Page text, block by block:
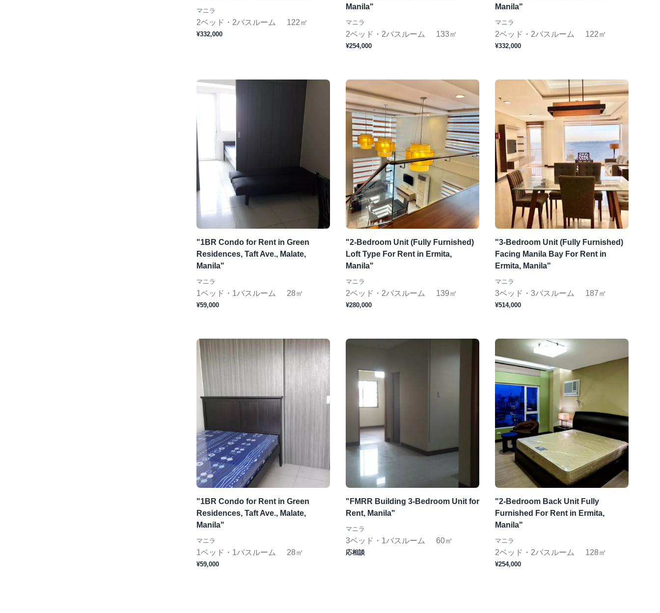
マニラ
2ベッド・2バスルーム 122㎡
¥332,000
Manila"
マニラ
2ベッド・2バスルーム 133㎡
¥254,000
Manila"
マニラ
2ベッド・2バスルーム 122㎡
¥332,000
"1BR Condo for Rent in Green
Residences, Taft Ave., Malate,
Manila"
マニラ
1ベッド・1バスルーム 28㎡
¥59,000
"2-Bedroom Unit (Fully Furnished)
Loft Type For Rent in Ermita,
Manila"
マニラ
2ベッド・2バスルーム 139㎡
¥280,000
"3-Bedroom Unit (Fully Furnished)
Facing Manila Bay For Rent in
Ermita, Manila"
マニラ
3ベッド・3バスルーム 187㎡
¥514,000
"1BR Condo for Rent in Green
Residences, Taft Ave., Malate,
Manila"
マニラ
1ベッド・1バスルーム 28㎡
¥59,000
"FMRR Building 3-Bedroom Unit for
Rent, Manila"
マニラ
3ベッド・1バスルーム 60㎡
応相談
"2-Bedroom Back Unit Fully
Furnished For Rent in Ermita,
Manila"
マニラ
2ベッド・2バスルーム 128㎡
¥254,000